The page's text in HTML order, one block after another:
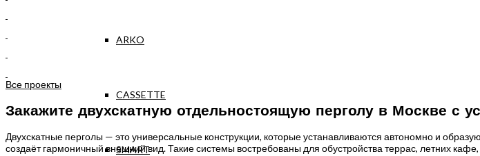
ARKO
CASSETTE
SMART
Все проекты
Закажите двухскатную отдельностоящую перголу в Москве с
Двухскатные перголы — это универсальные конструкции, которые устанавливаются автономно и
создаёт гармоничный внешний вид. Такие системы востребованы для обустройства террас, летних